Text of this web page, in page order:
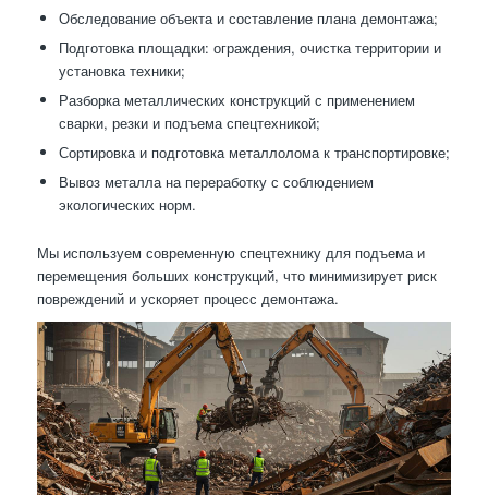
Обследование объекта и составление плана демонтажа;
Подготовка площадки: ограждения, очистка территории и
установка техники;
Разборка металлических конструкций с применением
сварки, резки и подъема спецтехникой;
Сортировка и подготовка металлолома к транспортировке;
Вывоз металла на переработку с соблюдением
экологических норм.
Мы используем современную спецтехнику для подъема и
перемещения больших конструкций, что минимизирует риск
повреждений и ускоряет процесс демонтажа.